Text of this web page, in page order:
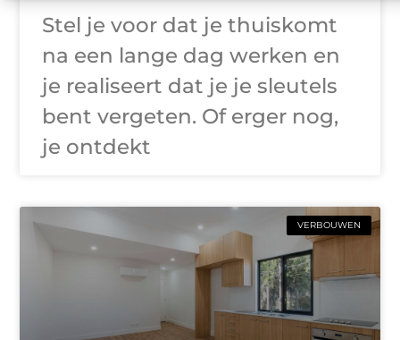
Stel je voor dat je thuiskomt
na een lange dag werken en
je realiseert dat je je sleutels
bent vergeten. Of erger nog,
je ontdekt
VERBOUWEN